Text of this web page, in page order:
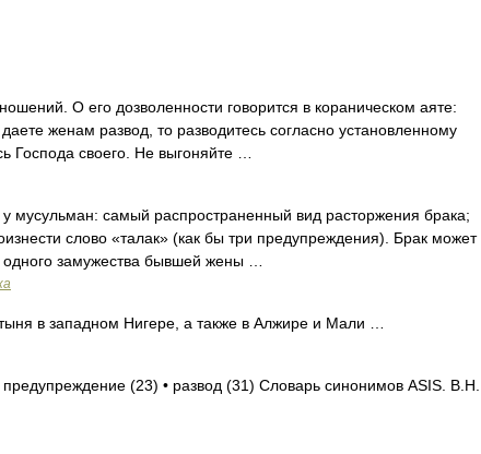
О его дозволенности говорится в кораническом аяте:
женам развод, то разводитесь согласно установленному
Господа своего. Не выгоняйте …
мусульман: самый распространенный вид расторжения брака;
слово «талак» (как бы три предупреждения). Брак может
замужества бывшей жены …
в западном Нигере, а также в Алжире и Мали …
(23) • развод (31) Словарь синонимов ASIS. В.Н.